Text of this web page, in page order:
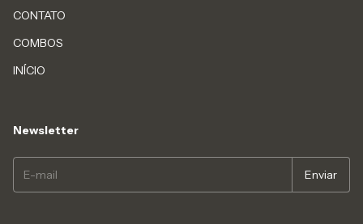
CONTATO
COMBOS
INÍCIO
Newsletter